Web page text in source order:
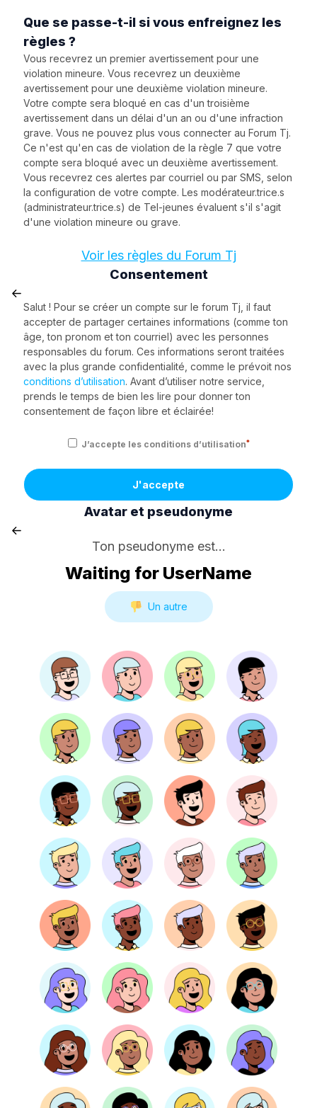
Que se passe-t-il si vous enfreignez les
règles ?
Vous recevrez un premier avertissement pour une
violation mineure. Vous recevrez un deuxième
avertissement pour une deuxième violation mineure.
Votre compte sera bloqué en cas d'un troisième
avertissement dans un délai d'un an ou d'une infraction
grave. Vous ne pouvez plus vous connecter au Forum Tj.
Ce n'est qu'en cas de violation de la règle 7 que votre
compte sera bloqué avec un deuxième avertissement.
Vous recevrez ces alertes par courriel ou par SMS, selon
la configuration de votre compte. Les modérateur.trice.s
(administrateur.trice.s) de Tel-jeunes évaluent s'il s'agit
d'une violation mineure ou grave.
Voir les règles du Forum Tj
Consentement
Salut ! Pour se créer un compte sur le forum Tj, il faut
accepter de partager certaines informations (comme ton
âge, ton pronom et ton courriel) avec les personnes
responsables du forum. Ces informations seront traitées
avec la plus grande confidentialité, comme le prévoit nos
conditions d’utilisation. Avant d’utiliser notre service,
prends le temps de bien les lire pour donner ton
consentement de façon libre et éclairée!
J’accepte les conditions d’utilisation*
J'accepte
Avatar et pseudonyme
Ton pseudonyme est...
Waiting for UserName
Un autre